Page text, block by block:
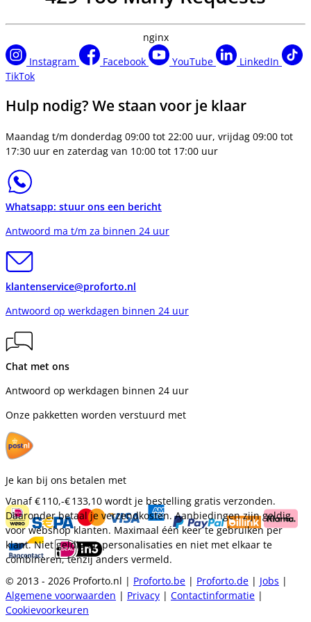
nginx
Instagram
Facebook YouTube
LinkedIn
TikTok
Hulp nodig? We staan voor je klaar
Maandag t/m donderdag 09:00 tot 22:00 uur, vrijdag 09:00 tot
17:30 uur en zaterdag van 10:00 tot 17:00 uur
Whatsapp: stuur ons een bericht
Antwoord ma t/m za binnen 24 uur
klantenservice@proforto.nl
Antwoord op werkdagen binnen 24 uur
Chat met ons
Antwoord op werkdagen binnen 24 uur
Onze pakketten worden verstuurd met
Je kan bij ons betalen met
Vanaf€ 110,-€ 133,10 wordt je bestelling gratis verzonden.
Daaronder betaal je verzendkosten. Aanbiedingen zijn geldig
voor webshop klanten. Maximaal één keer te gebruiken per
klant. Niet geldig op personalisaties en niet met elkaar te
combineren, tenzij anders vermeld.
© 2013 - 2026 Proforto.nl | Proforto.be | Proforto.de | Jobs |
Algemene voorwaarden | Privacy | Contactinformatie |
Cookievoorkeuren